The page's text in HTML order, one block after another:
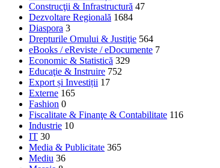
Construcţii & Infrastructură 47
Dezvoltare Regională 1684
Diaspora 3
Drepturile Omului & Justiţie 564
eBooks / eReviste / eDocumente 7
Economic & Statistică 329
Educaţie & Instruire 752
Export și Investiții 17
Externe 165
Fashion 0
Fiscalitate & Finanţe & Contabilitate 116
Industrie 10
IT 30
Media & Publicitate 365
Mediu 36